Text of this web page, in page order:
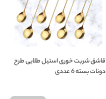
قاشق شربت خوری استیل طلایی طرح
دونات بسته 6 عددی